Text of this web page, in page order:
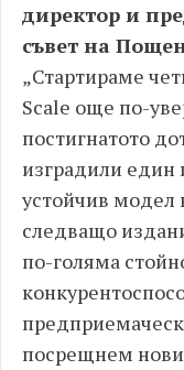
директор и
съвет на
„Стартираме
Scale още по-
постигнатото
изградили
устойчив модел
следващо
по-голяма
посрещнем